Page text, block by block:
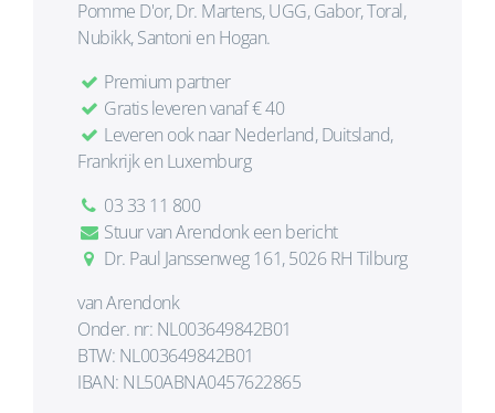
Pomme D'or, Dr. Martens, UGG, Gabor, Toral,
Nubikk, Santoni en Hogan.
Premium partner
Gratis leveren vanaf € 40
Leveren ook naar Nederland, Duitsland,
Frankrijk en Luxemburg
03 33 11 800
Stuur van Arendonk een bericht
Dr. Paul Janssenweg 161, 5026 RH Tilburg
van Arendonk
Onder. nr: NL003649842B01
BTW: NL003649842B01
IBAN: NL50ABNA0457622865